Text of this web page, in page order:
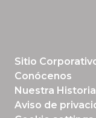
Sitio
Conócenos
Nuestra Historia
Aviso de